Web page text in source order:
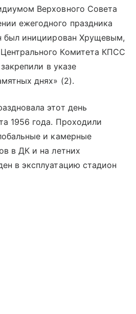
Верховного Совета
ежегодного праздника
был инициирован Хрущевым,
Комитета КПСС
в указе
днях» (2).
этот день
1956 года. Проходили
и камерные
в ДК и на летних
в эксплуатацию стадион